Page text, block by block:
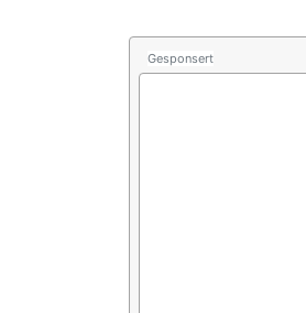
Gesponsert